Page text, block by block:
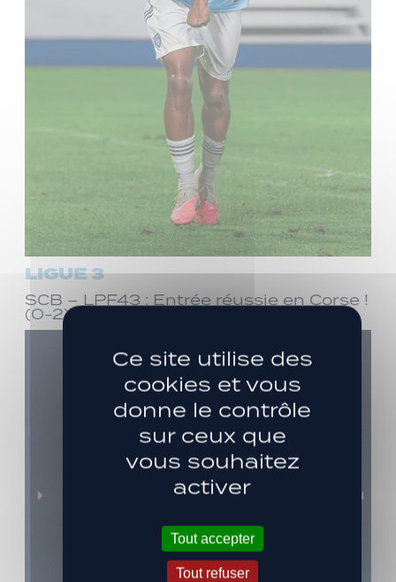
LIGUE 3
SCB – LPF43 : Entrée réussie en Corse !
(0-2)
Ce site utilise des
cookies et vous
donne le contrôle
sur ceux que
vous souhaitez
activer
Tout accepter
Tout refuser